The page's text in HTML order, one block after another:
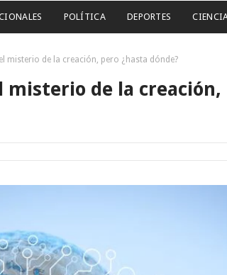
POLÍTICA DEPORTES
misterio de la creación, pero ¿hasta dónde?
misterio de la creación,